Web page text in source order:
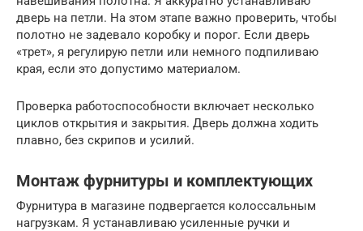
дверь на петли. На этом этапе важно проверить, чтобы
полотно не задевало коробку и порог. Если дверь
«трет», я регулирую петли или немного подпиливаю
края, если это допустимо материалом.
Проверка работоспособности включает несколько
циклов открытия и закрытия. Дверь должна ходить
плавно, без скрипов и усилий.
Монтаж фурнитуры и комплектующих
Фурнитура в магазине подвергается колоссальным
нагрузкам. Я устанавливаю усиленные ручки и